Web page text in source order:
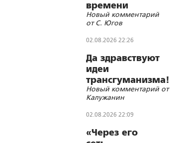
времени
Новый комментарий
от С. Югов
02.08.2026 22:26
Да здравствуют
идеи
трансгуманизма!
Новый комментарий от
Калужанин
02.08.2026 22:09
«Через его